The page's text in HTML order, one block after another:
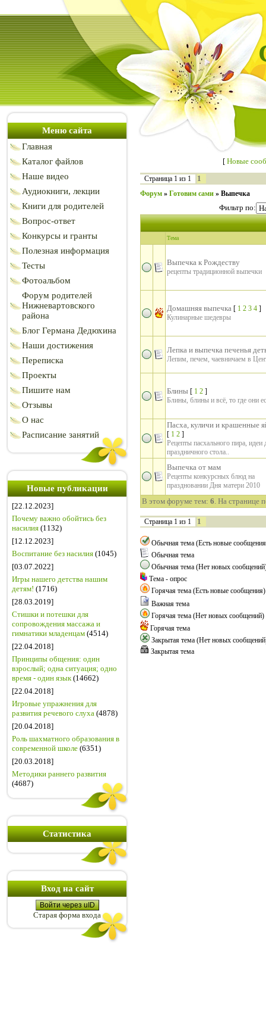
Меню сайта
Главная
Каталог файлов
Наше видео
Аудиокниги, лекции
Книги для родителей
Вопрос-ответ
Конкурсы и гранты
Полезная информация
Тесты
Фотоальбом
Форум родителей
Нижневартовского
района
Блог Германа Дедюхина
Наши достижения
Переписка
Проекты
Пишите нам
Отзывы
О нас
Расписание занятий
Новые публикации
[22.12.2023]
Почему важно обойтись без
насилия (1132)
[12.12.2023]
Воспитание без насилия (1045)
[03.07.2022]
Игры нашего детства нашим
детям! (1716)
[28.03.2019]
Стишки и потешки для
сопровождения массажа и
гимнатики младенцам (4514)
[22.04.2018]
Принципы общения: один
взрослый; одна ситуация; одно
время - один язык(14662)
[22.04.2018]
Игровые упражнения для
развития речевого слуха (4878)
[20.04.2018]
Роль шахматного образования в
современной школе (6351)
[20.03.2018]
Методики раннего развития
(4687)
Статистика
Вход на сайт
Войти через uID
Старая форма входа
[ Новые
Страница 1 из 1 1
Форум » Готовим сами » Выпечка
Фильтр по:
Тема
Выпечка к Рождеству
рецепты традиционной выпечки
Домашняя выпечка [ 1 2 3 4 ]
Кулинарные шедевры
Лепка и выпечка печенья
Лепим, печем, чаевничаем в
Блины [ 1 2 ]
Блины, блины и всё, то где они
Пасха, куличи и крашенные
[ 1 2 ]
Рецепты пасхального пира, идеи
праздничного стола..
Выпечка от мам
Рецепты конкурсных блюд на
праздновании Дня матери 2010
В этом форуме тем: 6. На странице
Страница 1 из 1 1
Обычная тема (Есть новые
Обычная тема
Обычная тема (Нет новых
Тема - опрос
Горячая тема (Есть новые сообщения)
Важная тема
Горячая тема (Нет новых сообщений)
Горячая тема
Закрытая тема (Нет новых
Закрытая тема